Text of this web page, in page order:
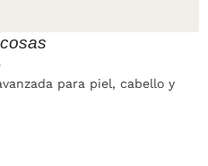
para piel, cabello y